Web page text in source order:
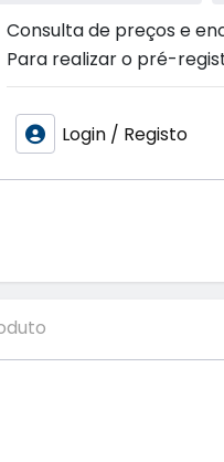
Consulta de preços e
Para realizar o pré-
Login / Registo